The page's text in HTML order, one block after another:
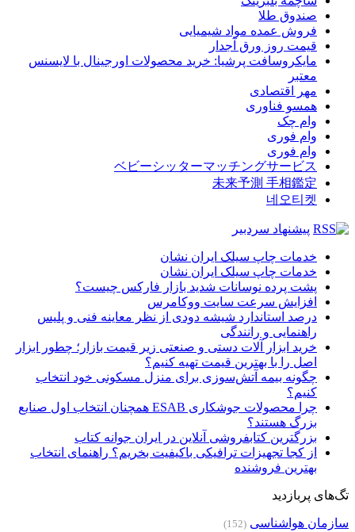
صندوق طلا
فروش عمده مواد شیمیایی
قیمت روز ورق آجدار
مایکروسافت پرشیا: خرید محصولات اورجینال با لایسنس
معتبر
مهر اقتصادی
همسو فناوری
وام چک
وام فوری
وام فوری
ベビーシッターマッチングサービス
未来予測 手相鑑定
네오티켓
پیشنهاد سردبیر
خدمات چاپ سیلک ایران نشان
خدمات چاپ سیلک ایران نشان
پشت پرده نوسانات شدید بازار فارکس چیست؟
افزایش سرعت سایت ووکامرس
درصد استاندارد شیشه دودی از نظر معاینه فنی و پلیس
راهنمایی و رانندگی
خرید ابزار آلات دستی و صنعتی زیر قیمت بازار؛ چطور ابزار
اصل را با بهترین قیمت تهیه کنیم؟
چگونه بیمه آتش‌سوزی برای منزل مسکونی خود انتخاب
کنیم؟
چرا محصولات جوشکاری ESAB همچنان انتخاب اول صنایع
بزرگ هستند؟
بزرگترین کتابفروشی آنلاین در ایران جوانه کتاب
از کجا تجهیزات ترافیکی باکیفیت بخریم؟ راهنمای انتخاب
بهترین فروشنده
تگ‌های پربازدید
سازمان هواشناسی (152)